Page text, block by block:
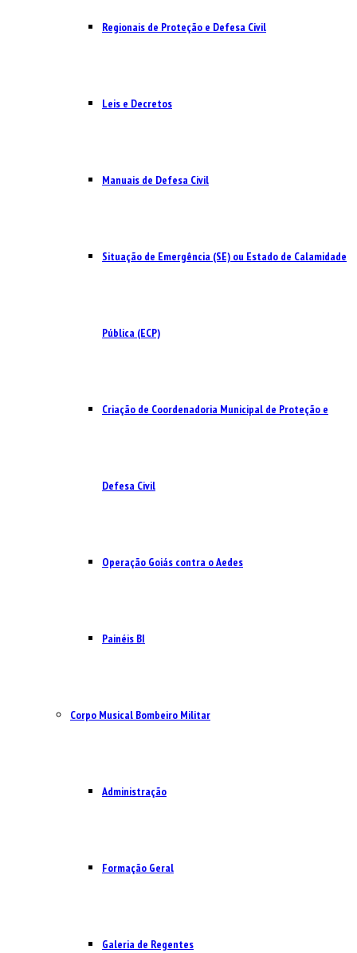
Regionais de Proteção e Defesa Civil
Leis e Decretos
Manuais de Defesa Civil
Situação de Emergência (SE) ou Estado de Calamidade
Pública (ECP)
Criação de Coordenadoria Municipal de Proteção e
Defesa Civil
Operação Goiás contra o Aedes
Painéis BI
Corpo Musical Bombeiro Militar
Administração
Formação Geral
Galeria de Regentes